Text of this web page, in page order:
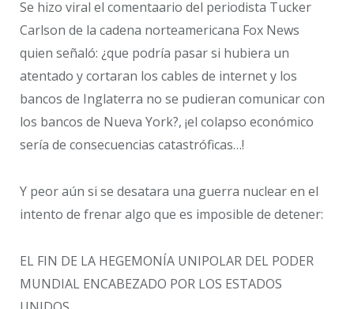
Se hizo viral el comentaario del periodista Tucker
Carlson de la cadena norteamericana Fox News
quien señaló: ¿que podría pasar si hubiera un
atentado y cortaran los cables de internet y los
bancos de Inglaterra no se pudieran comunicar con
los bancos de Nueva York?, ¡el colapso económico
sería de consecuencias catastróficas…!
Y peor aún si se desatara una guerra nuclear en el
intento de frenar algo que es imposible de detener:
EL FIN DE LA HEGEMONÍA UNIPOLAR DEL PODER
MUNDIAL ENCABEZADO POR LOS ESTADOS